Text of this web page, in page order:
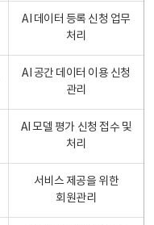
AI 데이터 등록 신청 업무
처리
AI 공간 데이터 이용 신청
관리
AI 모델 평가 신청 접수 및
처리
서비스 제공을 위한
회원관리